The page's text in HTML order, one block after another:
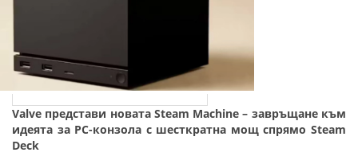
Valve представи новата Steam Machine – завръщане към
идеята за PC-конзола с шесткратна мощ спрямо Steam
Deck